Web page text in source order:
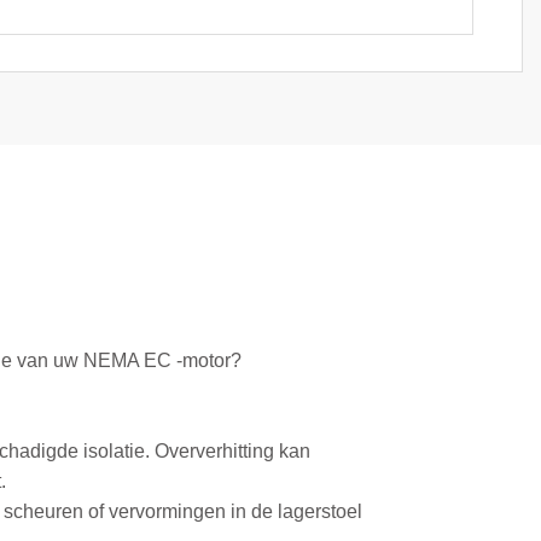
van uw NEMA EC -motor?
isolatie. Oververhitting kan
of vervormingen in de lagerstoel